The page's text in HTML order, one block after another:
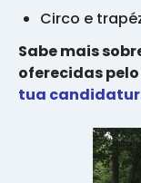
Circo e
Sabe mais
oferecidas
tua